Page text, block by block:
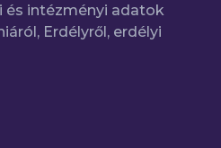
és intézményi adatok
Erdélyről, erdélyi